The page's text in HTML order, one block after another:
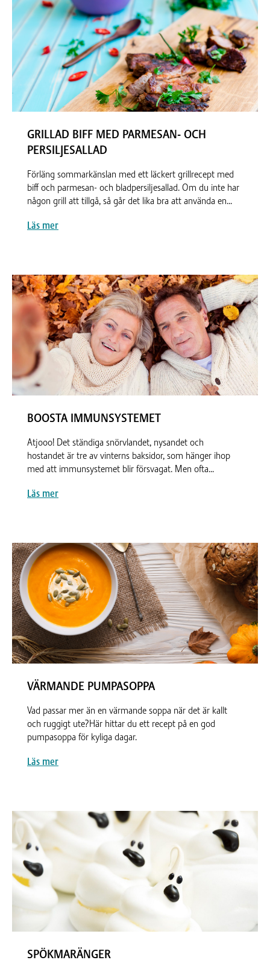
GRILLAD BIFF MED PARMESAN- OCH
PERSILJESALLAD
Förläng sommarkänslan med ett läckert grillrecept med
biff och parmesan- och bladpersiljesallad. Om du inte har
någon grill att tillgå, så går det lika bra att använda en...
Läs mer
BOOSTA IMMUNSYSTEMET
Atjooo! Det ständiga snörvlandet, nysandet och
hostandet är tre av vinterns baksidor, som hänger ihop
med att immunsystemet blir försvagat. Men ofta...
Läs mer
VÄRMANDE PUMPASOPPA
Vad passar mer än en värmande soppa när det är kallt
och ruggigt ute?Här hittar du ett recept på en god
pumpasoppa för kyliga dagar.
Läs mer
SPÖKMARÄNGER